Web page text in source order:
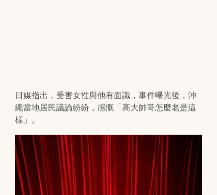
日媒指出，受害女性與他有面識，事件曝光後，沖
繩當地居民議論紛紛，感慨「高大帥哥怎麼老是這
樣」。